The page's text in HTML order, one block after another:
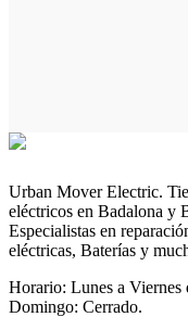
Urban Mover Electric.
eléctricos en Badalona y
Especialistas en
eléctricas, Baterías y
Horario: Lunes a Viernes
Domingo: Cerrado.